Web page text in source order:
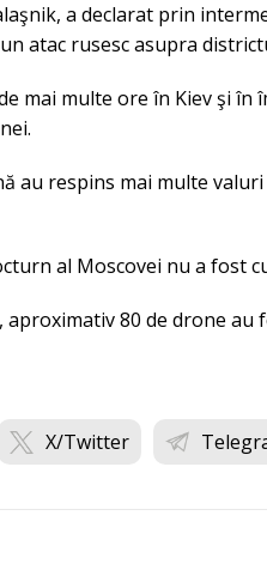
a declarat prin
atac rusesc asupra
mai multe ore în Kiev şi în
au respins mai multe
al Moscovei nu a fost
80 de drone au
X/Twitter